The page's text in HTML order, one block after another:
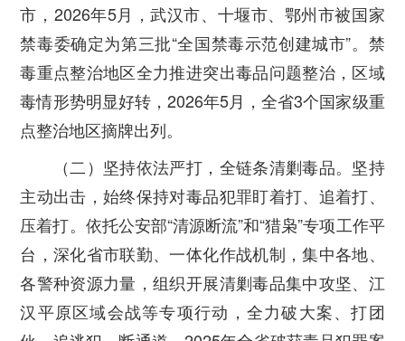
市，2026年5月，武汉市、十堰市、鄂州市被国家
禁毒委确定为第三批“全国禁毒示范创建城市”。禁
毒重点整治地区全力推进突出毒品问题整治，区域
毒情形势明显好转，2026年5月，全省3个国家级重
点整治地区摘牌出列。
（二）坚持依法严打，全链条清剿毒品。 坚持
主动出击，始终保持对毒品犯罪盯着打、追着打、
压着打。依托公安部“清源断流”和“猎枭”专项工作平
台，深化省市联勤、一体化作战机制，集中各地、
各警种资源力量，组织开展清剿毒品集中攻坚、江
汉平原区域会战等专项行动，全力破大案、打团